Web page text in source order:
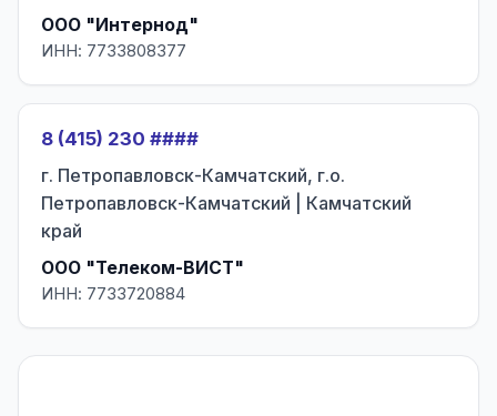
ООО "Интернод"
ИНН: 7733808377
8 (415) 230 ####
г. Петропавловск-Камчатский, г.о.
Петропавловск-Камчатский | Камчатский
край
ООО "Телеком-ВИСТ"
ИНН: 7733720884